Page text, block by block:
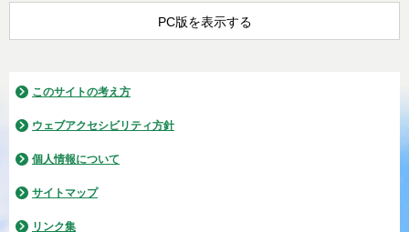
PC版を表示する
このサイトの考え方
ウェブアクセシビリティ方針
個人情報について
サイトマップ
リンク集